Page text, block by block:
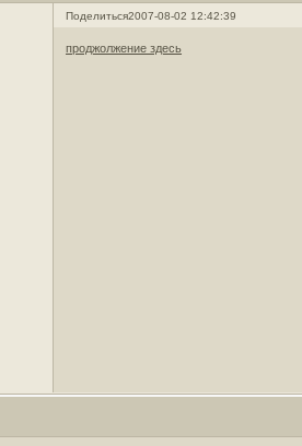
Поделиться2007-08-02 12:42:39
проджолжение здесь